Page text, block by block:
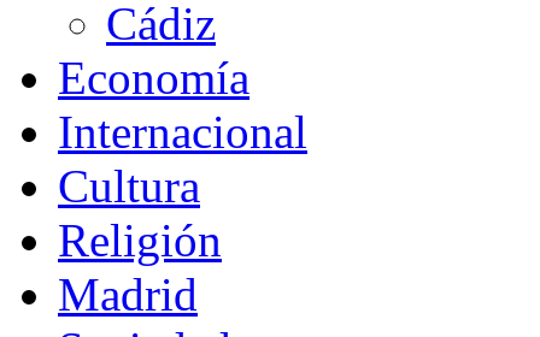
Cádiz
Economía
Internacional
Cultura
Religión
Madrid